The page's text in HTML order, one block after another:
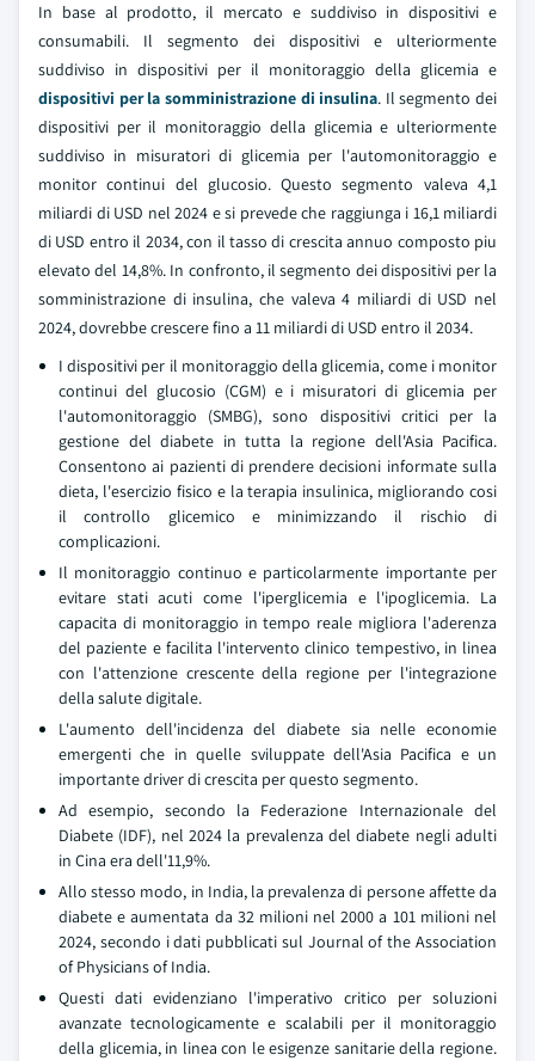
In base al prodotto, il mercato e suddiviso in dispositivi e
consumabili. Il segmento dei dispositivi e ulteriormente
suddiviso in dispositivi per il monitoraggio della glicemia e
dispositivi per la somministrazione di insulina. Il segmento dei
dispositivi per il monitoraggio della glicemia e ulteriormente
suddiviso in misuratori di glicemia per l'automonitoraggio e
monitor continui del glucosio. Questo segmento valeva 4,1
miliardi di USD nel 2024 e si prevede che raggiunga i 16,1 miliardi
di USD entro il 2034, con il tasso di crescita annuo composto piu
elevato del 14,8%. In confronto, il segmento dei dispositivi per la
somministrazione di insulina, che valeva 4 miliardi di USD nel
2024, dovrebbe crescere fino a 11 miliardi di USD entro il 2034.
I dispositivi per il monitoraggio della glicemia, come i monitor
continui del glucosio (CGM) e i misuratori di glicemia per
l'automonitoraggio (SMBG), sono dispositivi critici per la
gestione del diabete in tutta la regione dell'Asia Pacifica.
Consentono ai pazienti di prendere decisioni informate sulla
dieta, l'esercizio fisico e la terapia insulinica, migliorando cosi
il controllo glicemico e minimizzando il rischio di
complicazioni.
Il monitoraggio continuo e particolarmente importante per
evitare stati acuti come l'iperglicemia e l'ipoglicemia. La
capacita di monitoraggio in tempo reale migliora l'aderenza
del paziente e facilita l'intervento clinico tempestivo, in linea
con l'attenzione crescente della regione per l'integrazione
della salute digitale.
L'aumento dell'incidenza del diabete sia nelle economie
emergenti che in quelle sviluppate dell'Asia Pacifica e un
importante driver di crescita per questo segmento.
Ad esempio, secondo la Federazione Internazionale del
Diabete (IDF), nel 2024 la prevalenza del diabete negli adulti
in Cina era dell'11,9%.
Allo stesso modo, in India, la prevalenza di persone affette da
diabete e aumentata da 32 milioni nel 2000 a 101 milioni nel
2024, secondo i dati pubblicati sul Journal of the Association
of Physicians of India.
Questi dati evidenziano l'imperativo critico per soluzioni
avanzate tecnologicamente e scalabili per il monitoraggio
della glicemia, in linea con le esigenze sanitarie della regione.